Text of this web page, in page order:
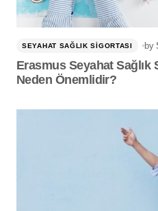
SEYAHAT SAĞLIK SIGORTASI by
Erasmus Seyahat Sağlık
Neden Önemlidir?